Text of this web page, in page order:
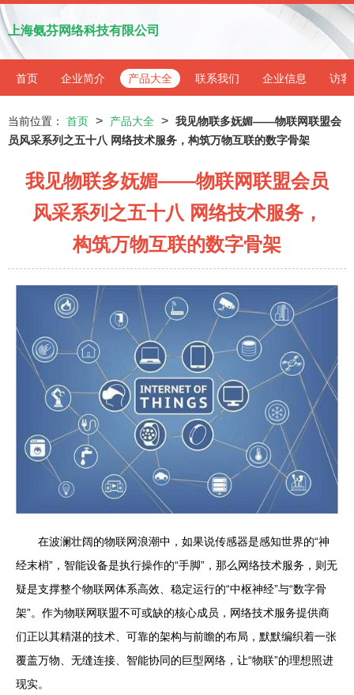
上海氨芬网络科技有限公司
首页 企业简介 产品大全 联系我们 企业信息 访客
当前位置： 首页 > 产品大全 > 我见物联多妩媚——物联网联盟会
员风采系列之五十八 网络技术服务，构筑万物互联的数字骨架
我见物联多妩媚——物联网联盟会员
风采系列之五十八 网络技术服务，
构筑万物互联的数字骨架
在波澜壮阔的物联网浪潮中，如果说传感器是感知世界的“神
经末梢”，智能设备是执行操作的“手脚”，那么网络技术服务，则无
疑是支撑整个物联网体系高效、稳定运行的“中枢神经”与“数字骨
架”。作为物联网联盟不可或缺的核心成员，网络技术服务提供商
们正以其精湛的技术、可靠的架构与前瞻的布局，默默编织着一张
覆盖万物、无缝连接、智能协同的巨型网络，让“物联”的理想照进
现实。